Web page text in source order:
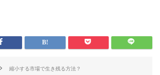
縮小する市場で生き残る方法？